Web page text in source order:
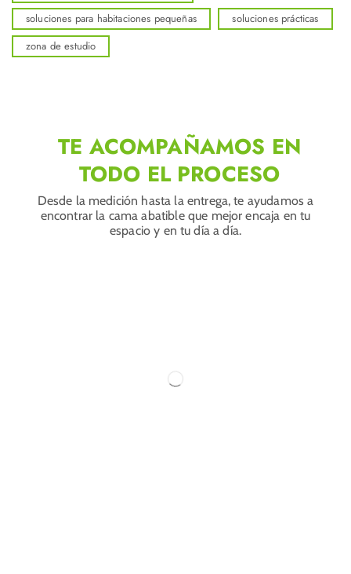
soluciones para habitaciones pequeñas
soluciones prácticas
zona de estudio
TE ACOMPAÑAMOS EN
TODO EL PROCESO
Desde la medición hasta la entrega, te ayudamos a
encontrar la cama abatible que mejor encaja en tu
espacio y en tu día a día.